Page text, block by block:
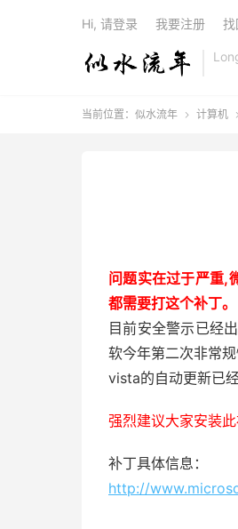
Hi, 请登录 我要注册 找
当前位置： 似水流年  计算机
问题实在过于严重,
都需要打这个补丁。
目前安全警示已经
软今年第二次非常
vista的自动更新已
强烈建议大家安装此
补丁具体信息：
http://